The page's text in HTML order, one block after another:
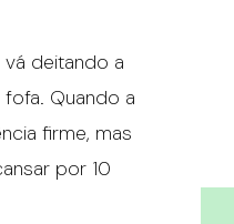
deitando a
Quando a
firme, mas
por 10